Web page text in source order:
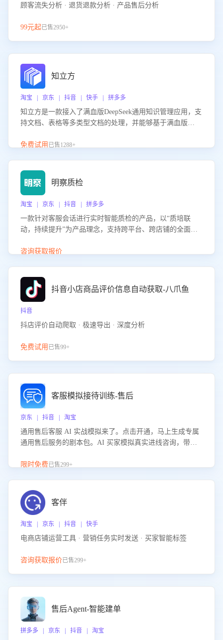
顾客流失分析 · 退货退款分析 · 产品售后分析
99元起已售2950+
知立方
淘宝 | 京东 | 抖音 | 快手 | 拼多多
知立方是一款接入了满血版DeepSeek通用知识管理应用，支
持文档、表格等多类型文档的处理，并能够基于满血版
识支持，帮助用户高效管理和利用知识资源。通过该产品，
免费试用 已售1288+
明察质检
淘宝 | 京东 | 抖音 | 拼多多
一款针对客服会话进行实时智能质检的产品，以“质培联
动，持续提升”为产品理念，支持跨平台、跨店铺的全面、
升客服团队的销服能力。
咨询获取报价
抖音小店商品评价信息自动获取-八爪鱼
抖音
抖店评价自动爬取 · 极速导出 · 深度分析
免费试用 已售99+
客服模拟接待训练-售后
京东 | 抖音 | 淘宝
通用售后客服 AI 实战模拟来了。点击开通，马上生成专属
通用售后服务的剧本包。AI 买家模拟真实进线咨询，带您
的应对要点，轻松提升服务能力。
限时免费已售299+
客伴
淘宝 | 京东 | 抖音 | 快手
电商店铺运营工具 · 营销任务实时发送 · 买家智能标签
咨询获取报价已售299+
售后Agent-智能建单
拼多多 | 京东 | 抖音 | 淘宝